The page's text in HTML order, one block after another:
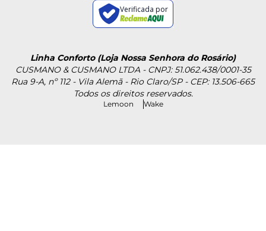
Verificada por
Linha Conforto (Loja Nossa Senhora do Rosário)
CUSMANO & CUSMANO LTDA - CNPJ: 51.062.438/0001-35
Rua 9-A, nº 112 - Vila Alemã - Rio Claro/SP - CEP: 13.506-665
Todos os direitos reservados.
Lemoon Wake